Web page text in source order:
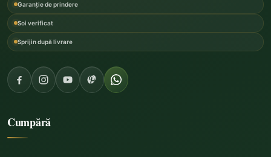
Garanție de prindere
Soi verificat
Sprijin după livrare
Cumpără